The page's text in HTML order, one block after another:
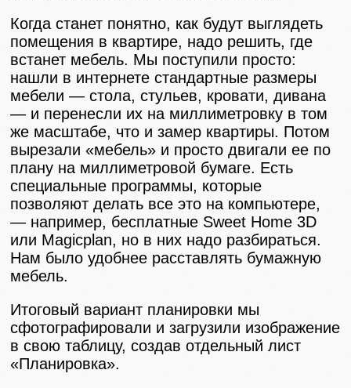
Когда станет понятно, как будут выглядеть
помещения в квартире, надо решить, где
встанет мебель. Мы поступили просто:
нашли в интернете стандартные размеры
мебели — стола, стульев, кровати, дивана
— и перенесли их на миллиметровку в том
же масштабе, что и замер квартиры. Потом
вырезали «мебель» и просто двигали ее по
плану на миллиметровой бумаге. Есть
специальные программы, которые
позволяют делать все это на компьютере,
— например, бесплатные Sweet Home 3D
или Magicplan, но в них надо разбираться.
Нам было удобнее расставлять бумажную
мебель.
Итоговый вариант планировки мы
сфотографировали и загрузили изображение
в свою таблицу, создав отдельный лист
«Планировка».